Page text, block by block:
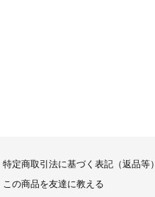
特定商取引法に基づく表記（返品等）
この商品を友達に教える